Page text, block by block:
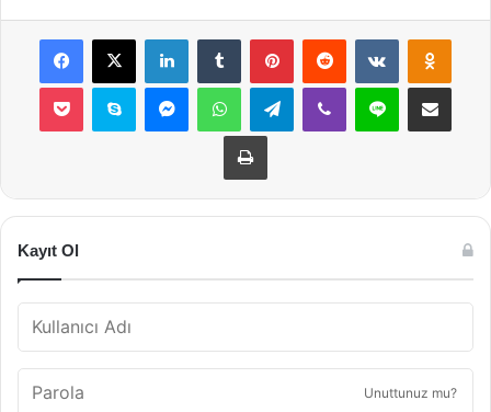
Facebook
X LinkedInTumblr PinterestReddit VKontakte
Pocket Skype MessengerWhatsAppTelegramViber Line E-Posta ile
Yazdır
Kayıt Ol
Unuttunuz mu?